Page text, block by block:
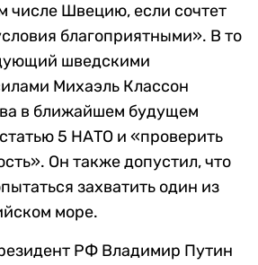
числе Швецию, если сочтет
благоприятными». В то
шведскими
Михаэль Классон
в ближайшем будущем
5 НАТО и «проверить
Он также допустил, что
захватить один из
море.
РФ Владимир Путин